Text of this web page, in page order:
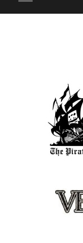
Toggle
mobile